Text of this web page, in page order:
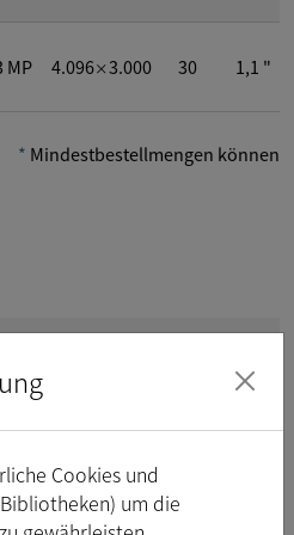
MP 4.096×3.000 30 1,1 "
* Mindestbestellmengen können
-12,3
Schnittstelle
Cookies und
um die